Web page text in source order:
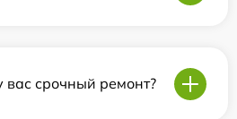
вас срочный ремонт?